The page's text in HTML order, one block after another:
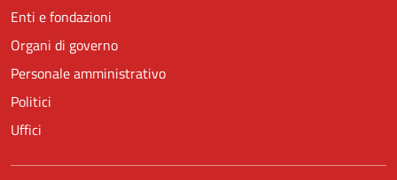
Enti e fondazioni
Organi di governo
Personale amministrativo
Politici
Uffici